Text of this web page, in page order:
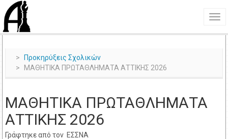
Προκηρύξεις Σχολικών
ΜΑΘΗΤΙΚΑ ΠΡΩΤΑΘΛΗΜΑΤΑ ΑΤΤΙΚΗΣ 2026
ΜΑΘΗΤΙΚΑ ΠΡΩΤΑΘΛΗΜΑΤΑ
ΑΤΤΙΚΗΣ 2026
Γράφτηκε από τον ΕΣΣΝΑ